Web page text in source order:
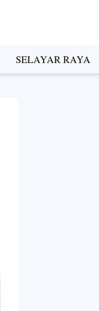
SELAYAR RAYA